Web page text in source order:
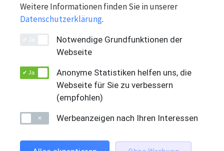
Lenovo
Swiss Solution Group AG
Bahnhofstrasse 66
+41 (0)56 616 99 66
Weitere Informationen finden Sie in unserer
Datenschutzerklärung.
Notwendige Grundfunktionen der
Webseite
Anonyme Statistiken helfen uns, die
Webseite für Sie zu verbessern
(empfohlen)
Werbeanzeigen nach Ihren Interessen